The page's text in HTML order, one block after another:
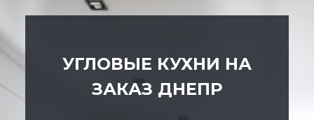
УГЛОВЫЕ КУХНИ НА
ЗАКАЗ ДНЕПР